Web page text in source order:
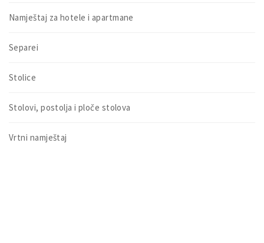
Namještaj za hotele i apartmane
Separei
Stolice
Stolovi, postolja i ploče stolova
Vrtni namještaj